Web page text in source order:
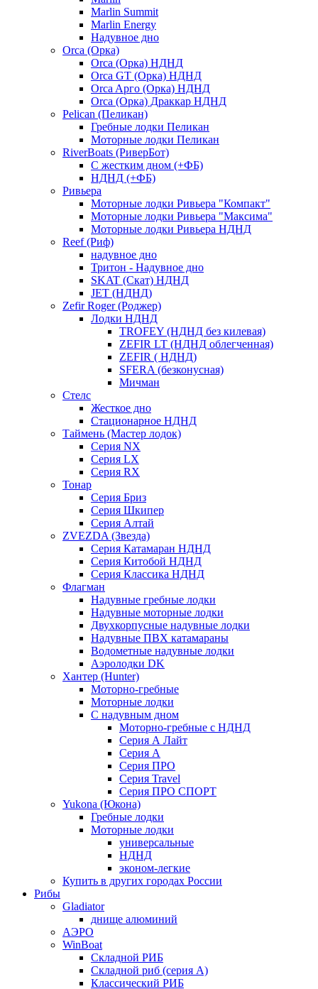
Marlin Summit
Marlin Energy
Надувное дно
Orca (Орка)
Orca (Орка) НДНД
Orca GT (Орка) НДНД
Orca Aрго (Орка) НДНД
Orca (Орка) Драккар НДНД
Pelican (Пеликан)
Гребные лодки Пеликан
Моторные лодки Пеликан
RiverBoats (РиверБот)
С жестким дном (+ФБ)
НДНД (+ФБ)
Ривьера
Моторные лодки Ривьера "Компакт"
Моторные лодки Ривьера "Максима"
Моторные лодки Ривьера НДНД
Reef (Риф)
надувное дно
Тритон - Надувное дно
SKAT (Скат) НДНД
JET (НДНД)
Zefir Roger (Роджер)
Лодки НДНД
TROFEY (НДНД без килевая)
ZEFIR LT (НДНД облегченная)
ZEFIR ( НДНД)
SFERA (безконусная)
Мичман
Стелс
Жесткое дно
Стационарное НДНД
Таймень (Мастер лодок)
Серия NX
Серия LX
Серия RX
Тонар
Серия Бриз
Серия Шкипер
Серия Алтай
ZVEZDA (Звезда)
Серия Катамаран НДНД
Серия Китобой НДНД
Серия Классика НДНД
Флагман
Надувные гребные лодки
Надувные моторные лодки
Двухкорпусные надувные лодки
Надувные ПВХ катамараны
Водометные надувные лодки
Аэролодки DK
Хантер (Hunter)
Моторно-гребные
Моторные лодки
С надувным дном
Моторно-гребные с НДНД
Серия А Лайт
Серия А
Серия ПРО
Серия Travel
Серия ПРО СПОРТ
Yukona (Юкона)
Гребные лодки
Моторные лодки
универсальные
НДНД
эконом-легкие
Купить в других городах России
Рибы
Gladiator
днище алюминий
АЭРО
WinBoat
Складной РИБ
Складной риб (серия А)
Классический РИБ